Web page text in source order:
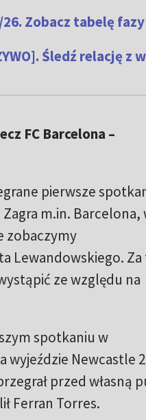
Zobacz tabelę
Śledź relację z
FC Barcelona –
pierwsze
Zagra m.in. Barcelona,
zobaczymy
Lewandowskiego. Za
ze względu na
spotkaniu w
wyjeździe Newcastle
przed własną
Ferran Torres.